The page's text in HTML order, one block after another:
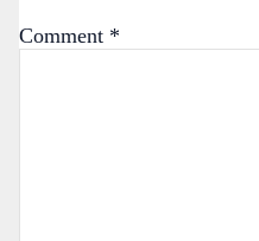
Comment *